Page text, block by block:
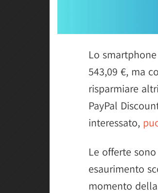
Lo smartphone
543,09 €, ma
risparmiare
PayPal
interessato,
Le offerte sono
esaurimento
momento